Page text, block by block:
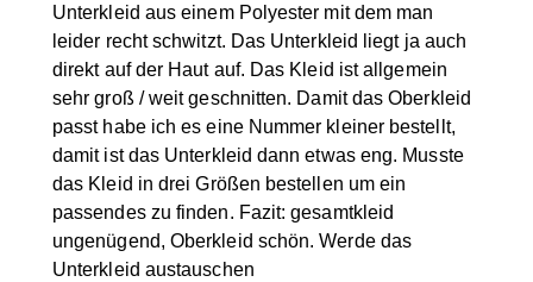
Unterkleid aus einem Polyester mit dem man
leider recht schwitzt. Das Unterkleid liegt ja auch
direkt auf der Haut auf. Das Kleid ist allgemein
sehr groß / weit geschnitten. Damit das Oberkleid
passt habe ich es eine Nummer kleiner bestellt,
damit ist das Unterkleid dann etwas eng. Musste
das Kleid in drei Größen bestellen um ein
passendes zu finden. Fazit: gesamtkleid
ungenügend, Oberkleid schön. Werde das
Unterkleid austauschen